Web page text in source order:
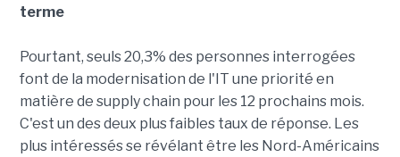
terme
Pourtant, seuls 20,3% des personnes interrogées
font de la modernisation de l'IT une priorité en
matière de supply chain pour les 12 prochains mois.
C'est un des deux plus faibles taux de réponse. Les
plus intéressés se révélant être les Nord-Américains